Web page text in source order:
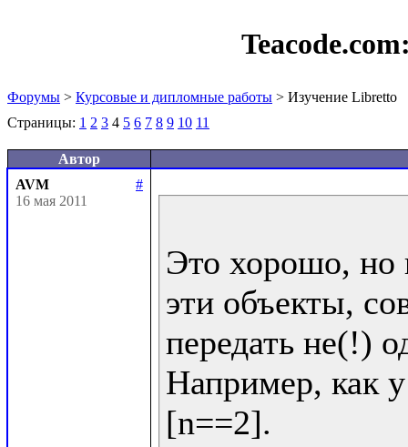
Форумы > Курсовые и дипломные работы > Изучение Libretto
Страницы: 1 2 3 4 5 6 7 8 9 10 11
Автор
AVM
#
16 мая 2011
Это хорошо, но
эти объекты,
передать не(!)
Например, как